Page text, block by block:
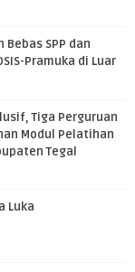
Bebas SPP dan
Pramuka di Luar
Tiga Perguruan
Modul Pelatihan
Tegal
Luka